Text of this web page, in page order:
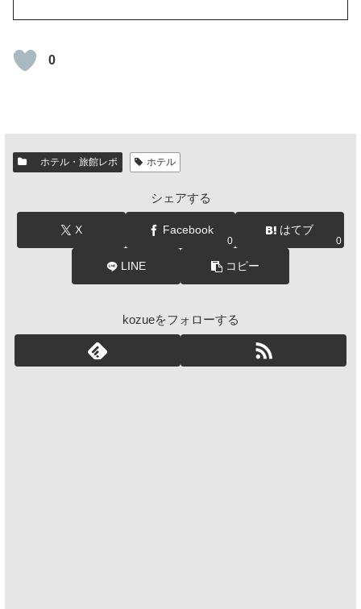
0
ホテル・旅館レポ ホテル
シェアする
X Facebook
0
はてブ
0
LINE コピー
kozueをフォローする